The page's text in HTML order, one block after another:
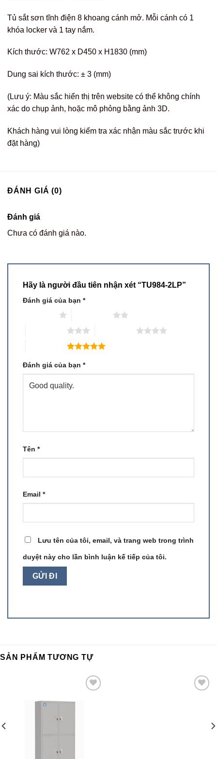
Tủ sắt sơn tĩnh điện 8 khoang cánh mở. Mỗi cánh có 1
khóa locker và 1 tay nắm.
Kích thước: W762 x D450 x H1830 (mm)
Dung sai kích thước: ± 3 (mm)
(Lưu ý: Màu sắc hiển thị trên website có thể không chính
xác do chụp ảnh, hoặc mô phỏng bằng ảnh 3D.
Khách hàng vui lòng kiểm tra xác nhận màu sắc trước khi
đặt hàng)
ĐÁNH GIÁ (0)
Đánh giá
Chưa có đánh giá nào.
Hãy là người đầu tiên nhận xét “TU984-2LP”
Đánh giá của bạn *
Đánh giá của bạn *
Tên *
Email *
Lưu tên của tôi, email, và trang web trong trình
duyệt này cho lần bình luận kế tiếp của tôi.
SẢN PHẨM TƯƠNG TỰ